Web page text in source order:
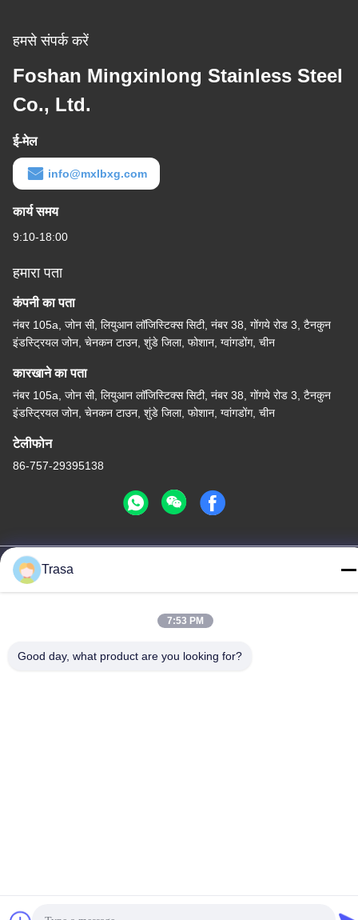
हमसे संपर्क करें
Foshan Mingxinlong Stainless Steel
Co., Ltd.
ई-मेल
info@mxlbxg.com
कार्य समय
9:10-18:00
हमारा पता
कंपनी का पता
नंबर 105a, जोन सी, लियुआन लॉजिस्टिक्स सिटी, नंबर 38, गोंगये रोड 3, टैनकुन
इंडस्ट्रियल जोन, चेनकन टाउन, शुंडे जिला, फोशान, ग्वांगडोंग, चीन
कारखाने का पता
नंबर 105a, जोन सी, लियुआन लॉजिस्टिक्स सिटी, नंबर 38, गोंगये रोड 3, टैनकुन
इंडस्ट्रियल जोन, चेनकन टाउन, शुंडे जिला, फोशान, ग्वांगडोंग, चीन
टेलीफोन
86-757-29395138
चीन अच्छी गुणवत्ता रंगीन स्टेनलेस स्टील शीट आपूर्तिकर्ता. कॉपीराइट © -2026
Foshan Mingxinlong Stainless Steel Co., Ltd. . सर्वाधिकार सुरक्षित।
Trasa
7:53 PM
Good day, what product are you looking for?